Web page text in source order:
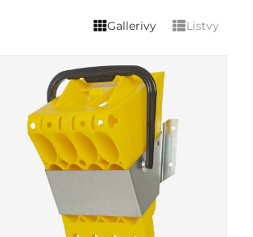
Gallerivy Listvy